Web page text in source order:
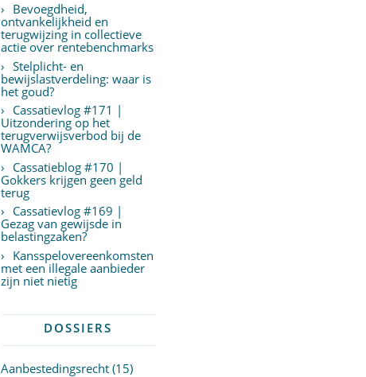
Bevoegdheid,
ontvankelijkheid en
terugwijzing in collectieve
actie over rentebenchmarks
Stelplicht- en
bewijslastverdeling: waar is
het goud?
Cassatievlog #171 |
Uitzondering op het
terugverwijsverbod bij de
WAMCA?
Cassatieblog #170 |
Gokkers krijgen geen geld
terug
Cassatievlog #169 |
Gezag van gewijsde in
belastingzaken?
Kansspelovereenkomsten
met een illegale aanbieder
zijn niet nietig
DOSSIERS
Aanbestedingsrecht(15)